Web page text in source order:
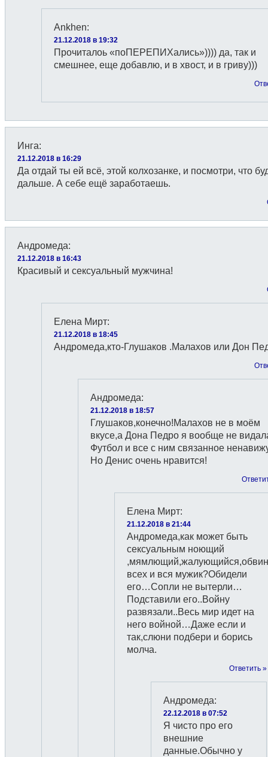
Ankhen:
21.12.2018 в 19:32
Прочиталоь «поПЕРЕПИХались»)))) да, так и
смешнее, еще добавлю, и в хвост, и в гриву)))
Инга:
21.12.2018 в 16:29
Да отдай ты ей всё, этой колхозанке, и посмотри, что
дальше. А себе ещё заработаешь.
Андромеда:
21.12.2018 в 16:43
Красивый и сексуальный мужчина!
Елена Мирт:
21.12.2018 в 18:45
Андромеда,кто-Глушаков .Малахов или Дон
Андромеда:
21.12.2018 в 18:57
Глушаков,конечно!Малахов не в моём
вкусе,а Дона Педро я вообще не
Футбол и все с ним связанное
Но Денис очень нравится!
Елена Мирт:
21.12.2018 в 21:44
Андромеда,как может быть
сексуальным ноющий
всех и вся мужик?Обидели
его…Сопли не вытерли…
Подставили его..Войну
развязали..Весь мир идет на
него войной…Даже если и
так,слюни подбери и борись
молча.
Ответить »
Андромеда:
22.12.2018 в 07:52
Я чисто про его
внешние
данные.Обычно у